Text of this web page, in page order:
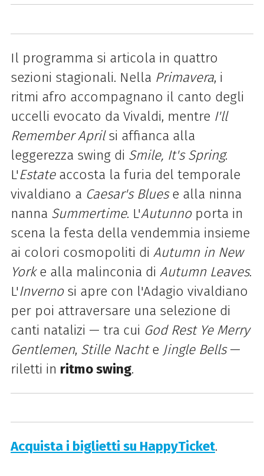
Il programma si articola in quattro
sezioni stagionali. Nella Primavera, i
ritmi afro accompagnano il canto degli
uccelli evocato da Vivaldi, mentre I'll
Remember Aprilsi affianca alla
leggerezza swing di Smile, It's Spring.
L'Estateaccosta la furia del temporale
vivaldiano a Caesar's Bluese alla ninna
nanna Summertime. L'Autunnoporta in
scena la festa della vendemmia insieme
ai colori cosmopoliti di Autumn in New
Yorke alla malinconia di Autumn Leaves.
L'Invernosi apre con l'Adagio vivaldiano
per poi attraversare una selezione di
canti natalizi — tra cui God Rest Ye Merry
Gentlemen, Stille Nachte Jingle Bells—
riletti in ritmo swing.
Acquista i biglietti su HappyTicket.